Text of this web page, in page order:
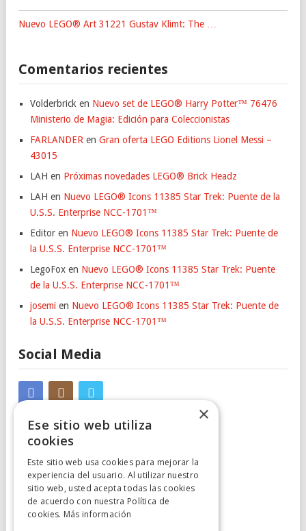
Nuevo LEGO® Art 31221 Gustav Klimt: The …
Comentarios recientes
Volderbrick en Nuevo set de LEGO® Harry Potter™ 76476
Ministerio de Magia: Edición para Coleccionistas
FARLANDER en Gran oferta LEGO Editions Lionel Messi –
43015
LAH en Próximas novedades LEGO® Brick Headz
LAH en Nuevo LEGO® Icons 11385 Star Trek: Puente de la
U.S.S. Enterprise NCC-1701™
Editor en Nuevo LEGO® Icons 11385 Star Trek: Puente de
la U.S.S. Enterprise NCC-1701™
LegoFox en Nuevo LEGO® Icons 11385 Star Trek: Puente
de la U.S.S. Enterprise NCC-1701™
josemi en Nuevo LEGO® Icons 11385 Star Trek: Puente de
la U.S.S. Enterprise NCC-1701™
Social Media
Cumplimiento Normativo
Aviso Legal
×
Ese sitio web utiliza
cookies
Este sitio web usa cookies para mejorar la
experiencia del usuario. Al utilizar nuestro
sitio web, usted acepta todas las cookies
de acuerdo con nuestra Política de
cookies. Más información